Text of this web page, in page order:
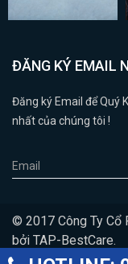
ĐĂNG KÝ EMAIL
Đăng ký Email để Quý
nhất của chúng tôi !
© 2017 Công Ty Cổ
bởi TAP-BestCare.